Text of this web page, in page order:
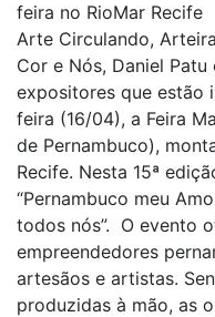
feira no RioMar Recife
Arte Circulando,
Cor e Nós, Daniel
expositores que estão
feira (16/04), a Feira
de Pernambuco),
Recife. Nesta 15ª
“Pernambuco meu
todos nós”. O evento
empreendedores
artesãos e artistas.
produzidas à mão, as